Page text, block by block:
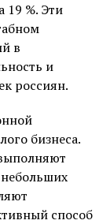
19 %. Эти
в
и
россиян.
бизнеса.
способ